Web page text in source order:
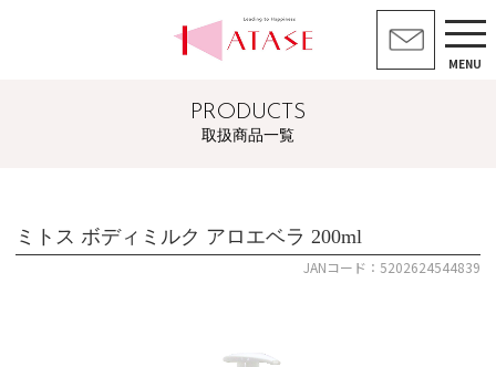
MENU
PRODUCTS
取扱商品一覧
ミトス ボディミルク アロエベラ 200ml
JANコード：5202624544839